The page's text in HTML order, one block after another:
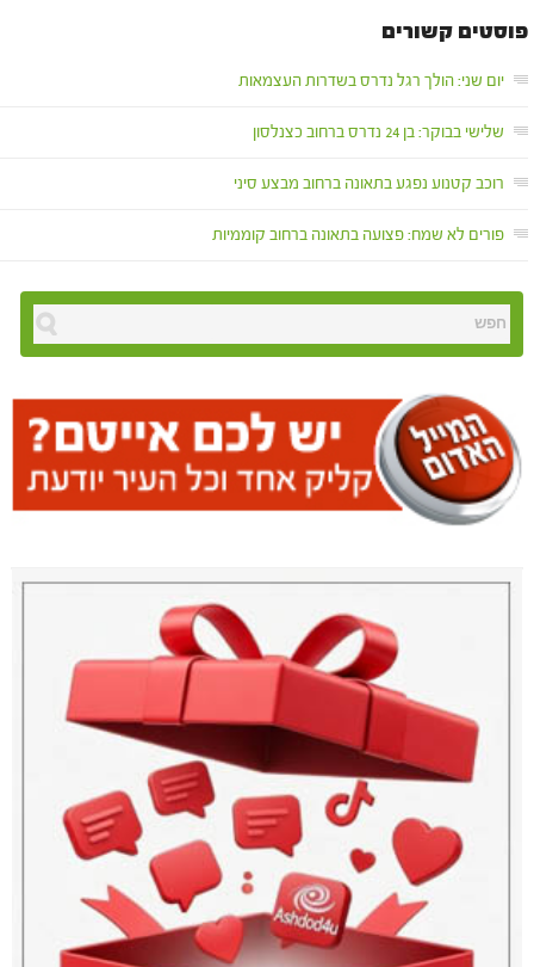
פוסטים קשורים
יום שני: הולך רגל נדרס בשדרות העצמאות
שלישי בבוקר: בן 24 נדרס ברחוב כצנלסון
רוכב קטנוע נפגע בתאונה ברחוב מבצע סיני
פורים לא שמח: פצועה בתאונה ברחוב קוממיות